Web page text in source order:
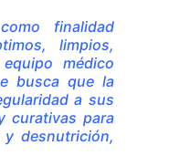
finalidad
limpios,
médico
busca que la
a sus
curativas para
y desnutrición,